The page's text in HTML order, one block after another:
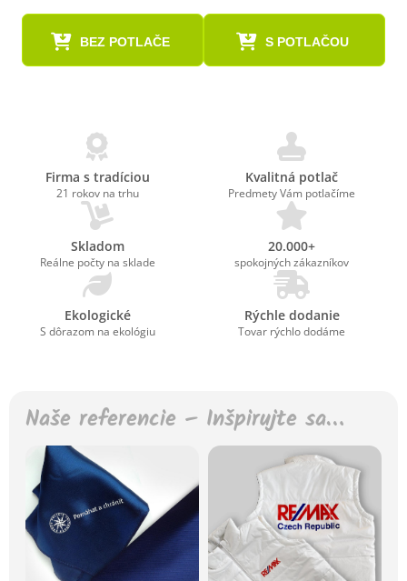
BEZ POTLAČE S POTLAČOU
Firma s tradíciou
21 rokov na trhu
Kvalitná potlač
Predmety Vám potlačíme
Skladom
Reálne počty na sklade
20.000+
spokojných zákazníkov
Ekologické
S dôrazom na ekológiu
Rýchle dodanie
Tovar rýchlo dodáme
Naše referencie – Inšpirujte sa…